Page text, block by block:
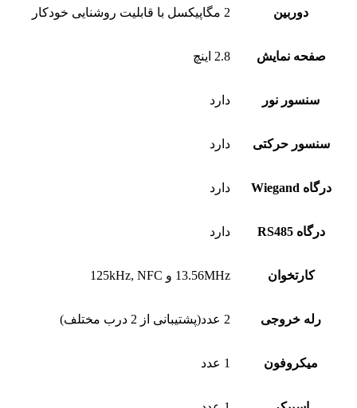
دوربین 2 مگاپیکسل با قابلیت روشنایی خودکار
صفحه نمایش 2.8 اینچ
سنسور نور دارد
سنسور حرکتی دارد
درگاه Wiegand دارد
درگاه RS485 دارد
کارتخوان 13.56MHz و 125kHz, NFC
رله خروجی 2 عدد(پشتیبانی از 2 درب مختلف)
میکروفون 1 عدد